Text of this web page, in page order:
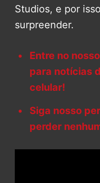
Studios, e por
surpreender.
Entre no
para notícias
celular!
Siga nosso
perder